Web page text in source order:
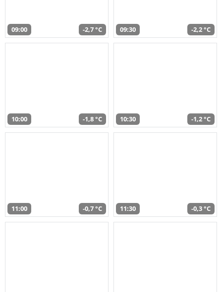
09:00 -2,7 °C 09:30 -2,2 °C
10:00 -1,8 °C 10:30 -1,2 °C
11:00 -0,7 °C 11:30 -0,3 °C